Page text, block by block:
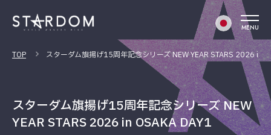
MENU
TOP スターダム旗揚げ15周年記念シリーズ NEW YEAR STARS 2026 in
スターダム旗揚げ15周年記念シリーズ NEW
YEAR STARS 2026 in OSAKA DAY1